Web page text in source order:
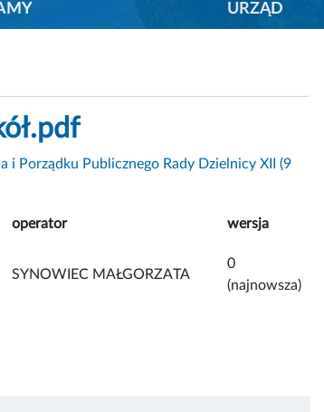
URZĄD
i Porządku Publicznego Rady Dzielnicy XII (9
operator wersja
SYNOWIEC MAŁGORZATA
0
(najnowsza)